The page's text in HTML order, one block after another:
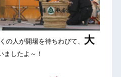
の人が開場を待ちわびて、 大
ましたよ～！